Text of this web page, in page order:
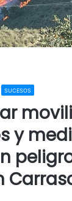
SUCESOS
y